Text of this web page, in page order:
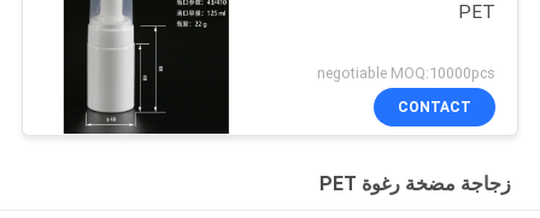
PET
negotiable MOQ:10000pcs
CONTACT
زجاجة مضخة رغوة PET